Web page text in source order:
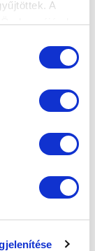
A
hozzájárul a